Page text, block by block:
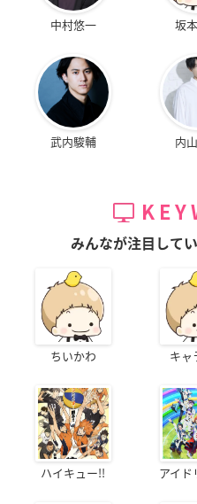
中村悠一 坂
武内駿輔 内
みんなが注目して
ちいかわ キャ
ハイキュー!! アイド